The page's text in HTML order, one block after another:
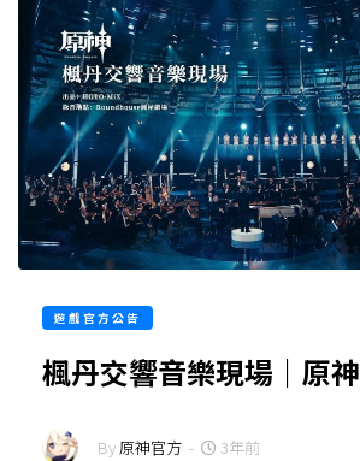
遊戲官方公告
楓丹交響音樂現場｜原神
By原神官方 - 3年前